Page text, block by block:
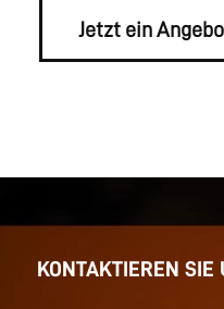
Jetzt ein
KONTAKTIEREN SIE